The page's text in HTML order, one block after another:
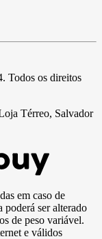
. Todos os direitos
Térreo, Salvador
em caso de
poderá ser alterado
de peso variável.
e válidos